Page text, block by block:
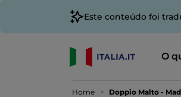
Este conteúdo foi
O
Home Doppio Malto -